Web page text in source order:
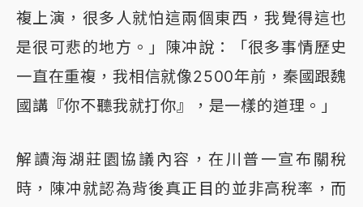
複上演，很多人就怕這兩個東西，我覺得這也
是很可悲的地方。」陳冲說：「很多事情歷史
一直在重複，我相信就像2500年前，秦國跟魏
國講『你不聽我就打你』，是一樣的道理。」
解讀海湖莊園協議內容，在川普一宣布關稅
時，陳冲就認為背後真正目的並非高稅率，而